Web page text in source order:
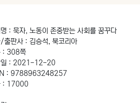
: 묵자, 노동이 존중받는 사회를 꿈꾸다
출판사 : 김승석, 북코리아
: 308쪽
일 : 2021-12-20
: 9788963248257
: 17000